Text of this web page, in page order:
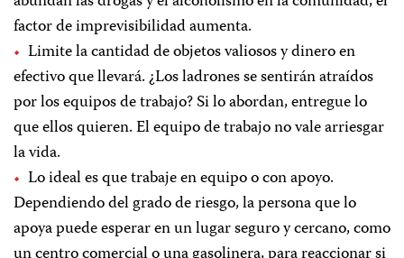
factor de imprevisibilidad aumenta.
Limite la cantidad de objetos valiosos y dinero en
efectivo que llevará. ¿Los ladrones se sentirán atraídos
por los equipos de trabajo? Si lo abordan, entregue lo
que ellos quieren. El equipo de trabajo no vale arriesgar
la vida.
Lo ideal es que trabaje en equipo o con apoyo.
Dependiendo del grado de riesgo, la persona que lo
apoya puede esperar en un lugar seguro y cercano, como